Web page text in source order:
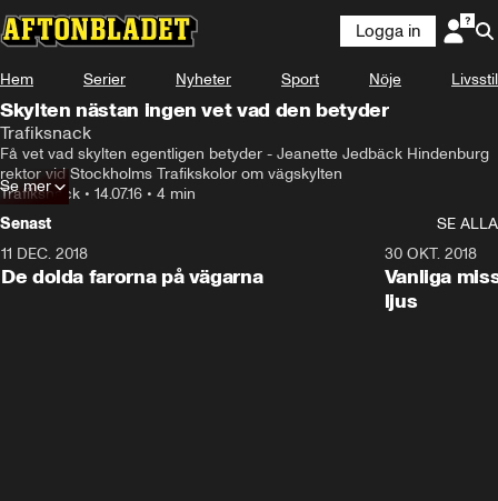
Logga in
Hem Serier Nyheter Sport Nöje Livsstil
Skylten nästan ingen vet vad den betyder
Trafiksnack
Få vet vad skylten egentligen betyder - Jeanette Jedbäck Hindenburg
rektor vid Stockholms Trafikskolor om vägskylten
Trafiksnack • 14.07.16 • 4 min
Se mer
Senast
SE ALLA
11 DEC. 2018
De dolda farorna på vägarna
30 OKT. 2018
Vanliga
ljus